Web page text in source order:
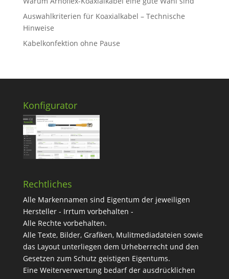
Auswahlkriterien für Koaxialkabel – Technische
Hinweise
Kabelkonfektion ohne Pause
Konfigurator
Rechtliches
Alle Markennamen sind Eigentum der jeweiligen
Hersteller - Irrtum vorbehalten -
Alle Rechte vorbehalten.
Alle Texte, Bilder, Grafiken, Mulitmediadateien sowie
das Layout unterliegen dem Urheberrecht und den
Gesetzen zum Schutz geistigen Eigentums.
Eine Weiterverwertung bedarf der ausdrücklichen